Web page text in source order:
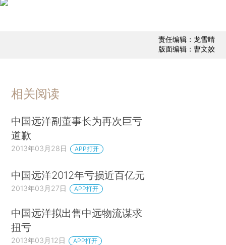
责任编辑：龙雪晴
版面编辑：曹文姣
相关阅读
中国远洋副董事长为再次巨亏
道歉
2013年03月28日 APP打开
中国远洋2012年亏损近百亿元
2013年03月27日 APP打开
中国远洋拟出售中远物流谋求
扭亏
2013年03月12日 APP打开